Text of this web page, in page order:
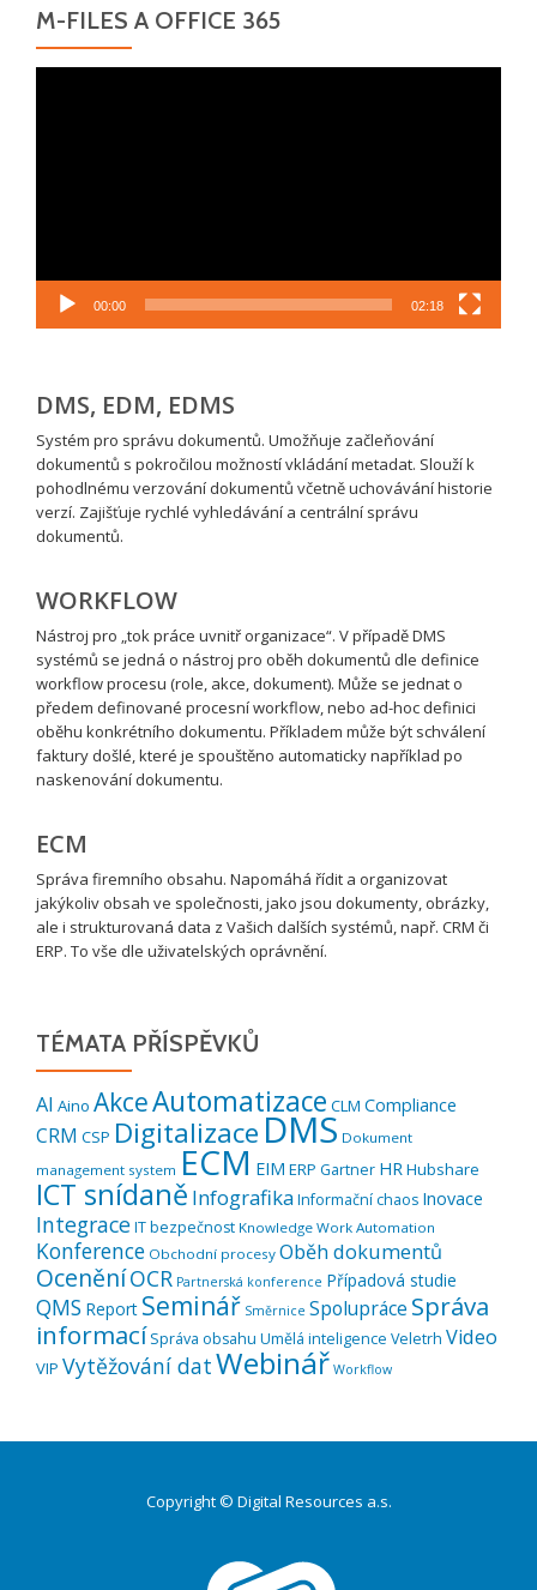
M-FILES A OFFICE 365
00:00 02:18
DMS, EDM, EDMS
Systém pro správu dokumentů. Umožňuje začleňování
dokumentů s pokročilou možností vkládání metadat. Slouží k
pohodlnému verzování dokumentů včetně uchovávání historie
verzí. Zajišťuje rychlé vyhledávání a centrální správu
dokumentů.
WORKFLOW
Nástroj pro „tok práce uvnitř organizace“. V případě DMS
systémů se jedná o nástroj pro oběh dokumentů dle definice
workflow procesu (role, akce, dokument). Může se jednat o
předem definované procesní workflow, nebo ad-hoc definici
oběhu konkrétního dokumentu. Příkladem může být schválení
faktury došlé, které je spouštěno automaticky například po
naskenování dokumentu.
ECM
Správa firemního obsahu. Napomáhá řídit a organizovat
jakýkoliv obsah ve společnosti, jako jsou dokumenty, obrázky,
ale i strukturovaná data z Vašich dalších systémů, např. CRM či
ERP. To vše dle uživatelských oprávnění.
TÉMATA PŘÍSPĚVKŮ
AI Aino AkceAutomatizace CLM Compliance
CRM CSP Digitalizace DMS Dokument
management system ECM EIM ERP Gartner HR Hubshare
ICT snídaně InfografikaInformační chaos Inovace
IntegraceIT bezpečnost Knowledge Work Automation
Konference Obchodní procesy Oběh dokumentů
OceněníOCR Partnerská konference Případová studie
QMS Report Seminář Směrnice Spolupráce Správa
informací Správa obsahu Umělá inteligence Veletrh Video
VIP Vytěžování datWebinář Workflow
Copyright © Digital Resources a.s.